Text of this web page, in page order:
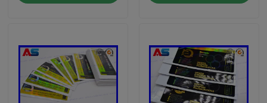
Ürünler
Hakkımızda